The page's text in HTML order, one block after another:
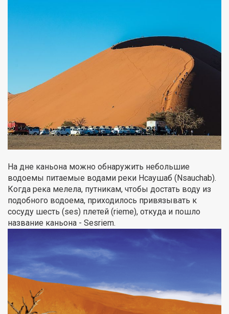
На дне каньона можно обнаружить небольшие
водоемы питаемые водами реки Нсаушаб (Nsauchab).
Когда река мелела, путникам, чтобы достать воду из
подобного водоема, приходилось привязывать к
сосуду шесть (ses) плетей (rieme), откуда и пошло
название каньона - Sesriem.